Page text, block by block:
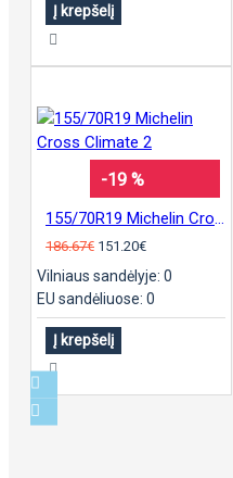
Į krepšelį
-19 %
186.67€ 151.20€
Vilniaus sandėlyje: 0
EU sandėliuose: 0
Į krepšelį